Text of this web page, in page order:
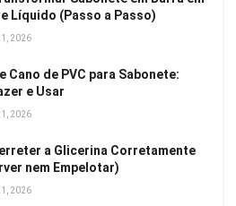
Líquido (Passo a Passo)
2026
Cano de PVC para Sabonete:
e Usar
2026
a Glicerina Corretamente
nem Empelotar)
2026